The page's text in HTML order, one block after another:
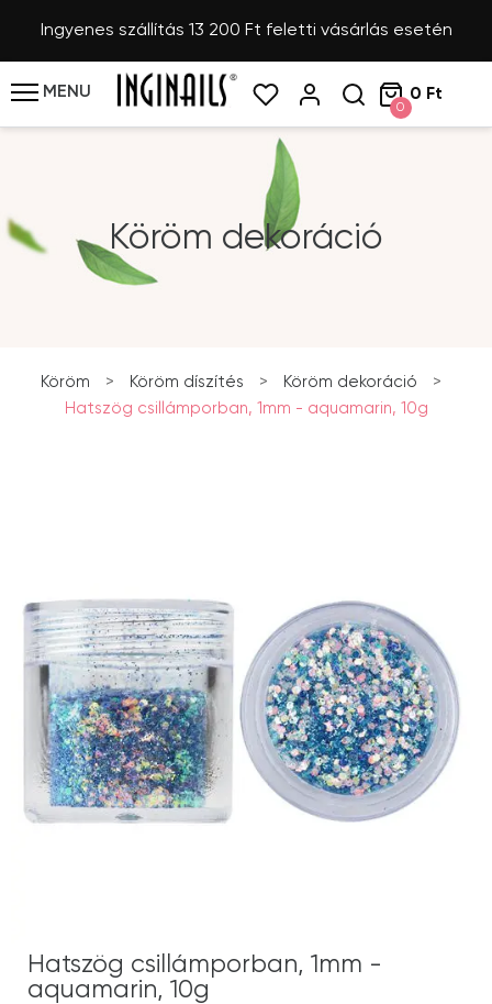
Ingyenes szállítás 13 200 Ft feletti vásárlás esetén
MENU
0
0 Ft
Köröm dekoráció
Köröm > Köröm díszítés > Köröm dekoráció
>
Hatszög csillámporban, 1mm - aquamarin, 10g
Hatszög csillámporban, 1mm -
aquamarin, 10g